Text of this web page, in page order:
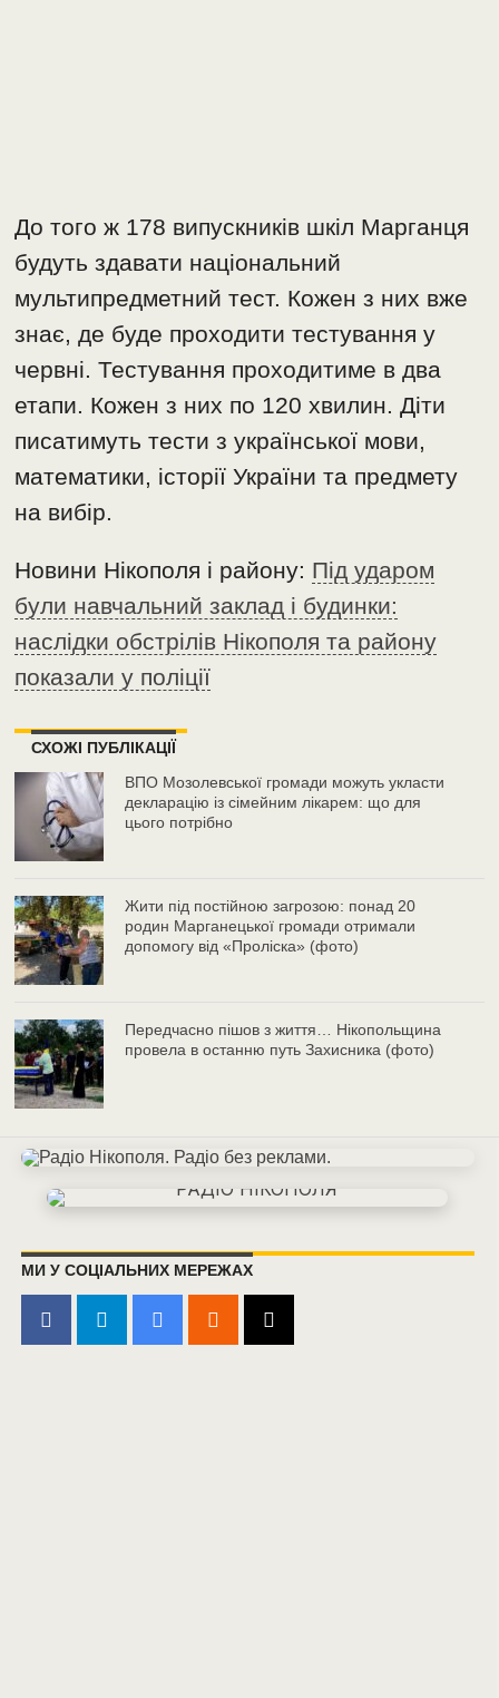
До того ж 178 випускників шкіл Марганця
будуть здавати національний
мультипредметний тест. Кожен з них вже
знає, де буде проходити тестування у
червні. Тестування проходитиме в два
етапи. Кожен з них по 120 хвилин. Діти
писатимуть тести з української мови,
математики, історії України та предмету
на вибір.
Новини Нікополя і району: Під ударом
були навчальний заклад і будинки:
наслідки обстрілів Нікополя та району
показали у поліції
СХОЖІ ПУБЛІКАЦІЇ
ВПО Мозолевської громади можуть укласти
декларацію із сімейним лікарем: що для
цього потрібно
Жити під постійною загрозою: понад 20
родин Марганецької громади отримали
допомогу від «Проліска» (фото)
Передчасно пішов з життя… Нікопольщина
провела в останню путь Захисника (фото)
МИ У СОЦІАЛЬНИХ МЕРЕЖАХ